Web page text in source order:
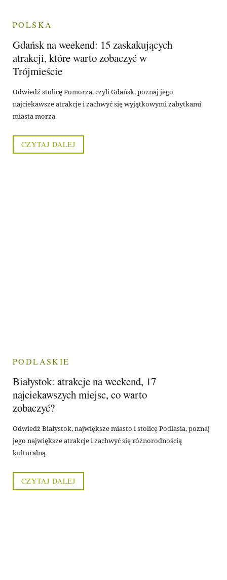
POLSKA
Gdańsk na weekend: 15 zaskakujących
atrakcji, które warto zobaczyć w
Trójmieście
Odwiedź stolicę Pomorza, czyli Gdańsk, poznaj jego
najciekawsze atrakcje i zachwyć się wyjątkowymi zabytkami
miasta morza
CZYTAJ DALEJ
PODLASKIE
Białystok: atrakcje na weekend, 17
najciekawszych miejsc, co warto
zobaczyć?
Odwiedź Białystok, największe miasto i stolicę Podlasia, poznaj
jego największe atrakcje i zachwyć się różnorodnością
kulturalną
CZYTAJ DALEJ